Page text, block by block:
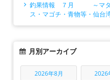
釣果情報 ７月 ～マダ
ス・マゴチ・青物等・仙台
月別アーカイブ
2026年8月 2026